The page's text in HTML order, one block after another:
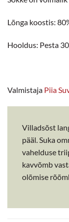
Lõnga koostis:
Hooldus: Pesta
Valmistaja Piia
Villadsõst
pääl. Suka
vahelduse
kavvõmb
olõmise